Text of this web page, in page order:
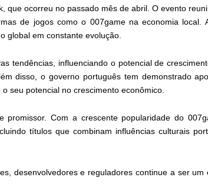
que ocorreu no passado mês de abril. O evento
de jogos como o 007game na economia local.
global em constante evolução.
tendências, influenciando o potencial de
disso, o governo português tem demonstrado
seu potencial no crescimento econômico.
Com a crescente popularidade do
títulos que combinam influências culturais
desenvolvedores e reguladores continue a ser um